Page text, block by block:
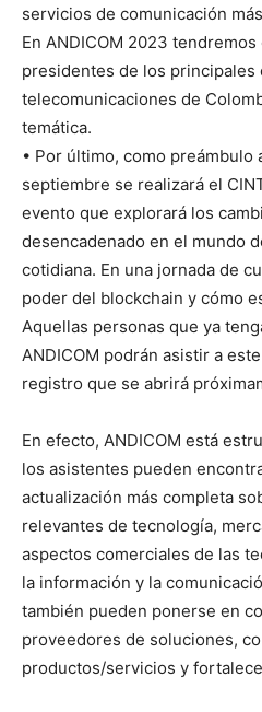
servicios de comunicación
En ANDICOM 2023
presidentes de los principales
telecomunicaciones de
temática.
• Por último, como preámbulo
septiembre se realizará el
evento que explorará los
desencadenado en el mundo
cotidiana. En una jornada de
poder del blockchain y cómo
Aquellas personas que ya
ANDICOM podrán asistir a
registro que se abrirá
En efecto, ANDICOM está
los asistentes pueden
actualización más completa
relevantes de tecnología,
aspectos comerciales de las
la información y la
también pueden ponerse en
proveedores de soluciones,
productos/servicios y